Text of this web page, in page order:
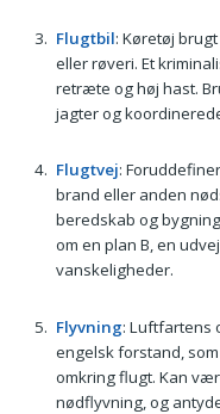
Flugtbil: Køretøj
eller røveri. Et
retræte og høj hast.
jagter og
Flugtvej:
brand eller anden
beredskab og
om en plan B, en
vanskeligheder.
Flyvning: Luftfartens
engelsk forstand,
omkring flugt. Kan
nødflyvning, og